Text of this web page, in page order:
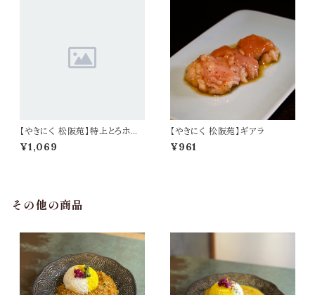
【やきにく 松阪苑】特上とろホル
モン
¥1,069
【やきにく 松阪苑】ギアラ
¥961
その他の商品